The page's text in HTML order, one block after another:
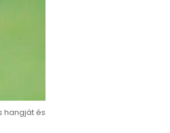
hangját és